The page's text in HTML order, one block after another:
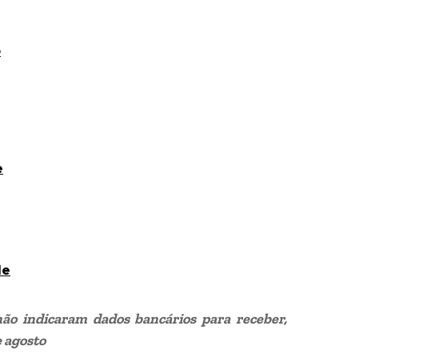
indicaram dados bancários para receber,
agosto